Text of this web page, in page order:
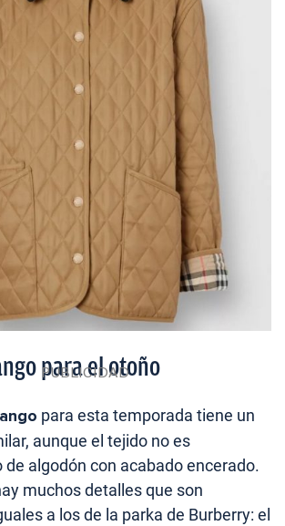
para el otoño
para esta temporada tiene un
aunque el tejido no es
de algodón con acabado encerado.
muchos detalles que son
a los de la parka de Burberry: el